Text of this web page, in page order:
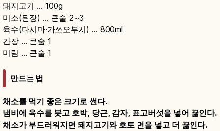
돼지고기 … 100g
미소(된장) … 큰술 2~3
육수(다시마·가쓰오부시) … 800ml
간장 … 큰술 1
미림 … 큰술 1
만드는 법
채소를 먹기 좋은 크기로 썬다.
냄비에 육수를 붓고 호박, 당근, 감자, 표고버섯을 넣어 끓인다.
채소가 부드러워지면 돼지고기와 호토 면을 넣고 더 끓인다.